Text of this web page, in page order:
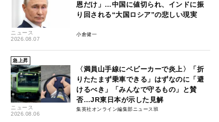
ニュース
2026.08.07
恩だけ」…中国に値切られ、インドに振
り回される“大国ロシア”の悲しい現実
小倉健一
急上昇
ニュース
2026.08.06
〈満員山手線にベビーカーで炎上〉「折
りたたまず乗車できる」はずなのに「避
けるべき」「みんなで守るもの」と賛
否…JR東日本が示した見解
集英社オンライン編集部ニュース班